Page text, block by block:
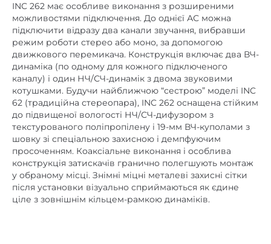
INC 262 має особливе виконання з розширеними
можливостями підключення. До однієї АС можна
підключити відразу два канали звучання, вибравши
режим роботи стерео або моно, за допомогою
движкового перемикача. Конструкція включає два ВЧ-
динаміка (по одному для кожного підключеного
каналу) і один НЧ/СЧ-динамік з двома звуковими
котушками. Будучи найближчою “сестрою” моделі INC
62 (традиційна стереопара), INC 262 оснащена стійким
до підвищеної вологості НЧ/СЧ-дифузором з
текстурованого поліпропілену і 19-мм ВЧ-куполами з
шовку зі спеціальною захисною і демпфуючим
просоченням. Коаксіальне виконання і особлива
конструкція затискачів гранично полегшують монтаж
у обраному місці. Знімні міцні металеві захисні сітки
після установки візуально сприймаються як єдине
ціле з зовнішнім кільцем-рамкою динаміків.